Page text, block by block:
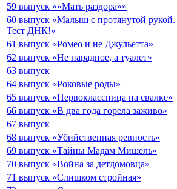
59 выпуск ««Мать раздора»»
60 выпуск «Малыш с протянутой рукой.
Тест ДНК!»
61 выпуск «Ромео и не Джульетта»
62 выпуск «Не парадное, а туалет»
63 выпуск
64 выпуск «Роковые роды»
65 выпуск «Первоклассница на свалке»
66 выпуск «В два года горела заживо»
67 выпуск
68 выпуск «Убийственная ревность»
69 выпуск «Тайны Мадам Мишель»
70 выпуск «Война за детдомовца»
71 выпуск «Слишком стройная»